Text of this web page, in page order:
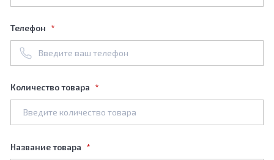
Телефон
Количество товара
Название товара